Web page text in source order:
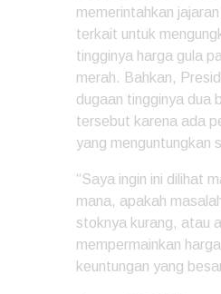
memerintahkan
terkait untuk
tingginya harga gula
merah. Bahkan,
dugaan tingginya dua
tersebut karena ada
yang menguntungkan
“Saya ingin ini dilihat
mana, apakah
stoknya kurang, atau
mempermainkan
keuntungan yang